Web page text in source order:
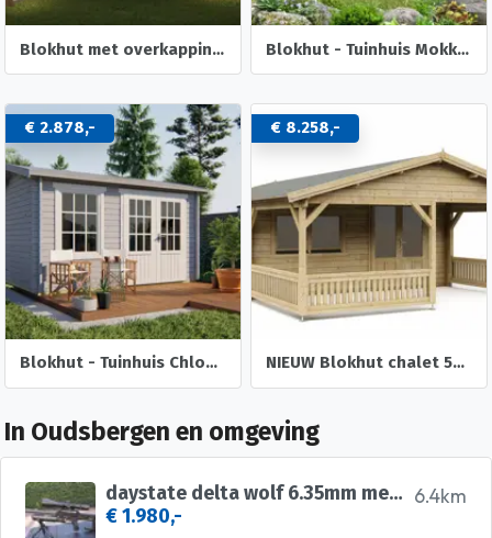
Blokhut met overkapping Helena 472x230 Onbehandeld vuren Blokhut - Tuinhuis Mokka | 40 mm | vuren onbehandeld
€ 2.878,-
Blokhut - Tuinhuis Chloe | 40 mm | vuren onbehandeld
€ 8.258,-
NIEUW Blokhut chalet 50mm: 5×5+3
In Oudsbergen en omgeving
6.4km
daystate delta wolf 6.35mm met vector optics continental
€ 1.980,-